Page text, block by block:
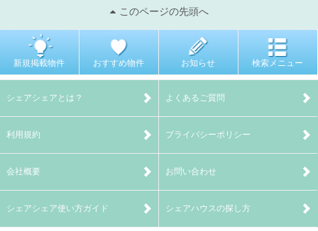
このページの先頭へ
新規掲載物件 おすすめ物件 お知らせ 検索メニュー
シェアシェアとは？ よくあるご質問
利用規約 プライバシーポリシー
会社概要 お問い合わせ
シェアシェア使い方ガイド シェアハウスの探し方